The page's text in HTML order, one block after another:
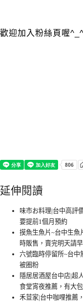
歡迎加入粉絲頁喔^_^
延伸閱讀
味市お料理|台中高評
要提前1個月預約
摸魚生魚片~台中生魚
時販售，賣完明天請早
六號臨時停留所~台中
被圈粉
隱居居酒屋台中店|超
食堂宵夜推薦，有大
禾荳家|台中咖哩推薦